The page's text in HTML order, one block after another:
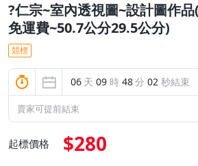
?仁宗~室內透視圖~設計圖作
免運費~50.7公分29.5公分)
競標
06 天 09 時 48分 02 秒結束
賣家可提前結束
起標價格 $280